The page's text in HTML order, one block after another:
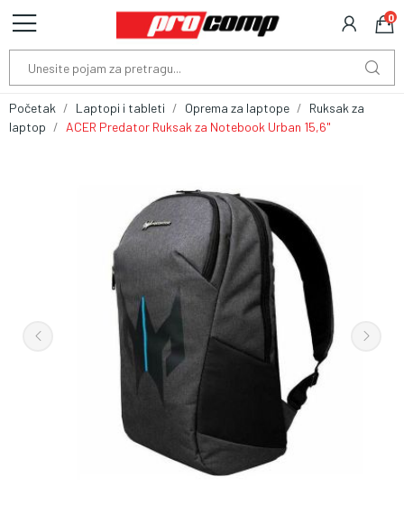
0
Početak Laptopi i tableti Oprema za laptope
Ruksak za
laptop
ACER Predator Ruksak za Notebook Urban 15,6"